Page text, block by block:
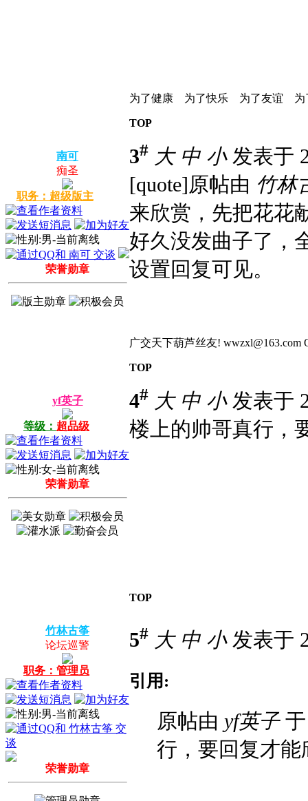
为了健康 为了快乐 为了友谊 为
TOP
南可
痴圣
职务：超级版主
荣誉勋章
3# 大 中 小发表于
[quote]原帖由 竹林
来欣赏，先把花花
好久没发曲子了，
设置回复可见。
广交天下葫芦丝友! wwzxl@163.com
TOP
yf英子
等级： 超品级
荣誉勋章
4# 大 中 小发表于
楼上的帅哥真行，
TOP
竹林古筝
论坛巡警
职务：管理员
荣誉勋章
5# 大 中 小发表于
引用:
原帖由 yf英子于
行，要回复才